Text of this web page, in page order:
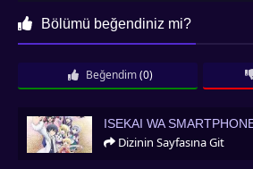
Bölümü beğendiniz mi?
Beğendim (0)
Isekai wa Smartphone to Tomo ni.
ISEKAI WA
Dizinin Sayfasına Git